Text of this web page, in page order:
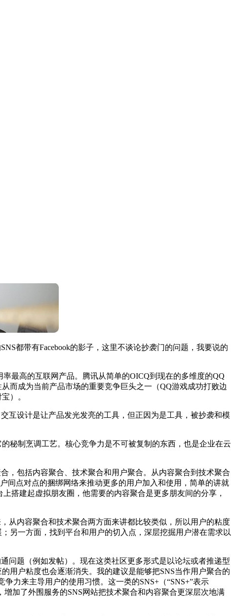
都带有Facebook的影子，这里不谈论抄袭门的问题，我要说的
高的互联网产品。腾讯从简单的OICQ到现在的多维度的QQ
而成为当前产品市场的重要竞争巨头之一（QQ游戏成功打败边
）。
互设计是让产品发光发亮的工具，但正因为是工具，被抄袭和模
制烹调工艺。核心竞争力是不可被复制的东西，也是企业在云
包括内容聚合、技术聚合和用户聚合。从内容聚合到技术聚合
间点对点的捆绑网络来推动更多的用户加入和使用，简单的讲就
搭建起虚拟朋友圈，他需要的内容聚合是更多朋友间的分享，
内容聚合和技术聚合两方面来讲都比较类似，所以用户的粘度
另一方面，找到平台和用户的切入点，深层挖掘用户潜在需求以
题（例如发帖）。现在这类社区更多形式是以论坛或者推递型
用户粘度也会逐渐消失。我的建议是能够把SNS当作用户聚合的
力来主导用户的使用习惯。这一类的SNS+（“SNS+”表示
加了外围服务的SNS网站把技术聚合和内容聚合更深层次地满